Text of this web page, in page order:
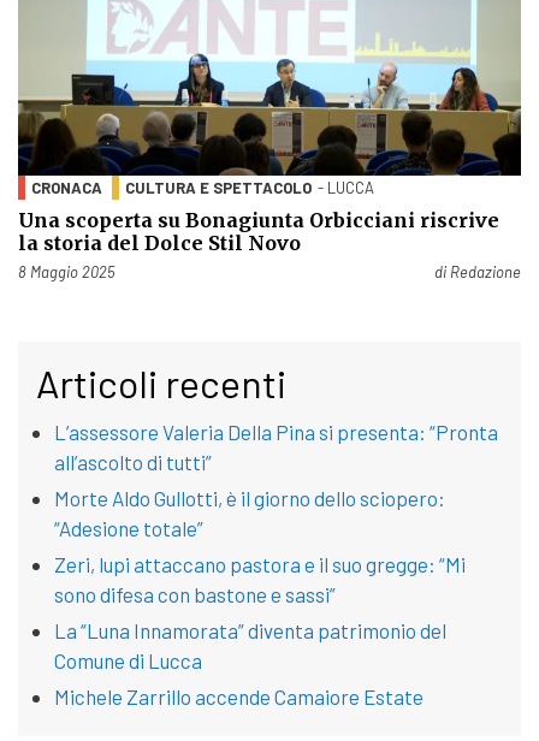
CRONACA CULTURA E SPETTACOLO - LUCCA
Una scoperta su Bonagiunta Orbicciani riscrive
la storia del Dolce Stil Novo
Pubblicato il
8 Maggio 2025 di Redazione
Articoli recenti
L’assessore Valeria Della Pina si presenta: “Pronta
all’ascolto di tutti”
Morte Aldo Gullotti, è il giorno dello sciopero:
“Adesione totale”
Zeri, lupi attaccano pastora e il suo gregge: “Mi
sono difesa con bastone e sassi”
La “Luna Innamorata” diventa patrimonio del
Comune di Lucca
Michele Zarrillo accende Camaiore Estate